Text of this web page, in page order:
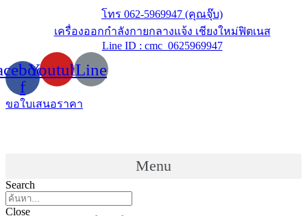
โทร 062-5969947 (คุณจุ๊บ)
เครื่องออกกำลังกายกลางแจ้ง เชียงใหม่ฟิตเนส
Line ID : cmc_0625969947
f
YoutubeLine
ขอใบเสนอราคา
Menu
Search
Close